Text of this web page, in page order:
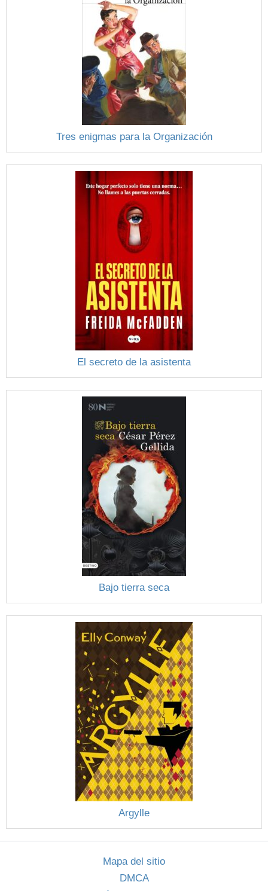
Tres enigmas para la Organización
El secreto de la asistenta
Bajo tierra seca
Argylle
Mapa del sitio
DMCA